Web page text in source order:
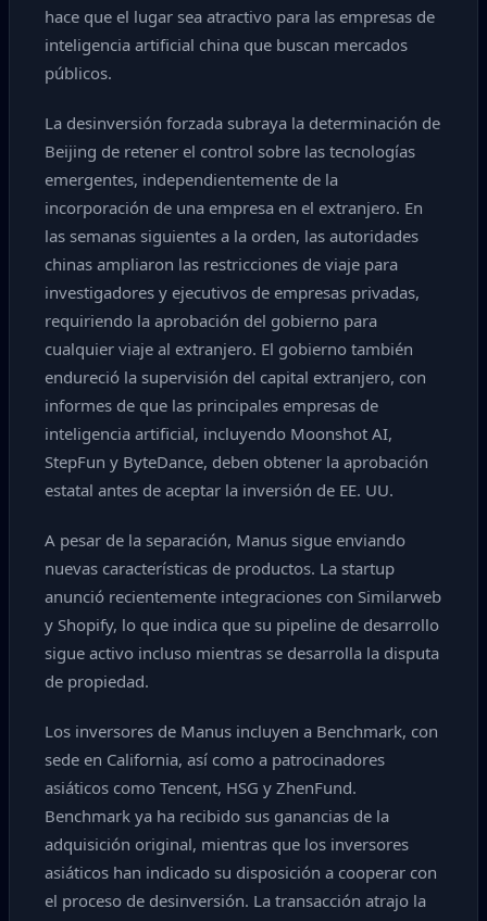
hace que el lugar sea atractivo para las empresas de
inteligencia artificial china que buscan mercados
públicos.
La desinversión forzada subraya la determinación de
Beijing de retener el control sobre las tecnologías
emergentes, independientemente de la
incorporación de una empresa en el extranjero. En
las semanas siguientes a la orden, las autoridades
chinas ampliaron las restricciones de viaje para
investigadores y ejecutivos de empresas privadas,
requiriendo la aprobación del gobierno para
cualquier viaje al extranjero. El gobierno también
endureció la supervisión del capital extranjero, con
informes de que las principales empresas de
inteligencia artificial, incluyendo Moonshot AI,
StepFun y ByteDance, deben obtener la aprobación
estatal antes de aceptar la inversión de EE. UU.
A pesar de la separación, Manus sigue enviando
nuevas características de productos. La startup
anunció recientemente integraciones con Similarweb
y Shopify, lo que indica que su pipeline de desarrollo
sigue activo incluso mientras se desarrolla la disputa
de propiedad.
Los inversores de Manus incluyen a Benchmark, con
sede en California, así como a patrocinadores
asiáticos como Tencent, HSG y ZhenFund.
Benchmark ya ha recibido sus ganancias de la
adquisición original, mientras que los inversores
asiáticos han indicado su disposición a cooperar con
el proceso de desinversión. La transacción atrajo la